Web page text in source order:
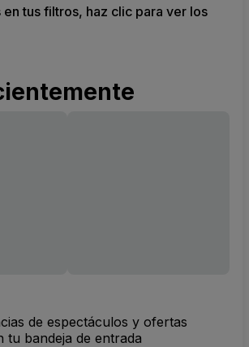
en tus filtros, haz clic para ver los
de espectáculos y ofertas
tu bandeja de entrada